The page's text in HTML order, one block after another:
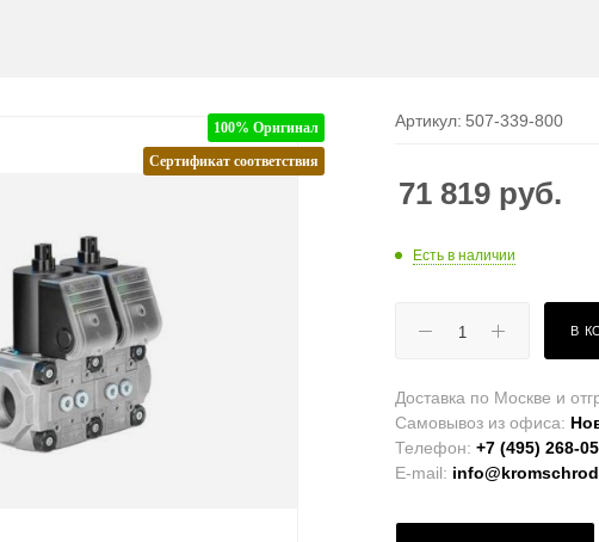
100% Оригинал
Сертификат соответствия
Артикул: 507-339-800
71 819 руб.
Есть в наличии
В
Доставка по Москве и
Самовывоз из офиса:
Телефон:+7 (495) 268-
E-mail: